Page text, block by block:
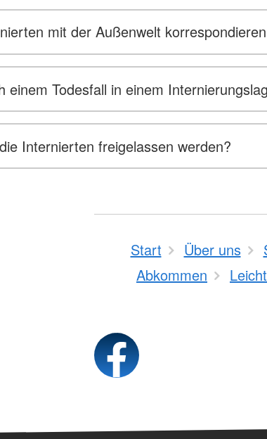
mit der Außenwelt
einem Todesfall in einem
Internierten freigelassen werden?
Start Über uns
Abkommen